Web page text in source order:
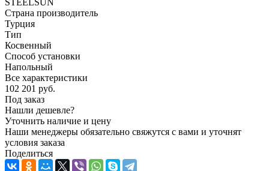
Страна производитель
Турция
Тип
Косвенный
Способ установки
Напольный
Все характеристики
102 201 руб.
Под заказ
Нашли дешевле?
Уточнить наличие и цену
Наши менеджеры обязательно свяжутся с вами и уточнят
условия заказа
Поделиться